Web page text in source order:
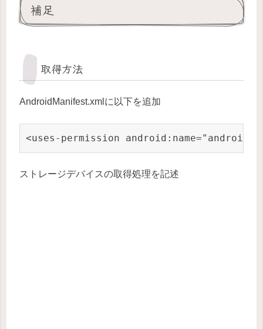
補足
取得方法
AndroidManifest.xmlに以下を追加
<uses-permission
ストレージデバイスの取得処理を記述